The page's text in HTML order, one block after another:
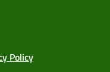
Policy